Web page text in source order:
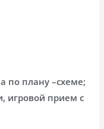
по плану –схеме;
игровой прием с